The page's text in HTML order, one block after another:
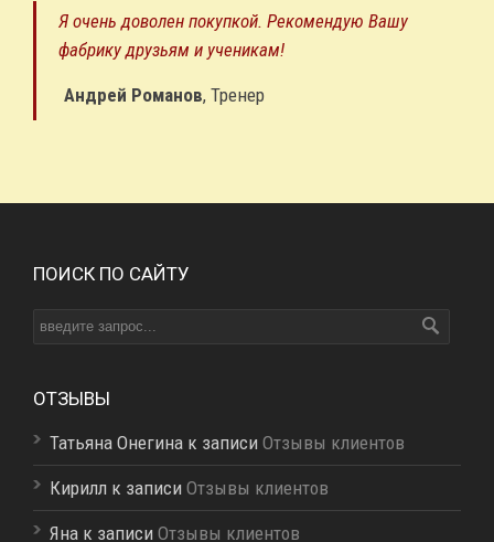
Я очень доволен покупкой. Рекомендую Вашу
фабрику друзьям и ученикам!
Андрей Романов, Тренер
ПОИСК ПО САЙТУ
ОТЗЫВЫ
Татьяна Онегина к записи Отзывы клиентов
Кирилл к записи Отзывы клиентов
Яна к записи Отзывы клиентов